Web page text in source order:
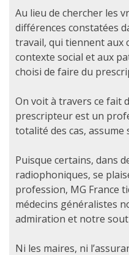
Au lieu de chercher les
différences constatées
travail, qui tiennent aux
contexte social et aux
choisi de faire du
On voit à travers ce fait
prescripteur est un
totalité des cas, assume
Puisque certains, dans
radiophoniques, se
profession, MG France
médecins généralistes
admiration et notre
Ni les maires, ni